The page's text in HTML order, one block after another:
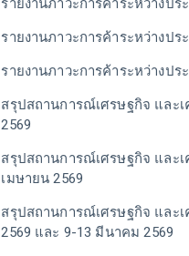
รายงานภาวะการค้าระหว่างป
รายงานภาวะการค้าระหว่างป
รายงานภาวะการค้าระหว่างปร
สรุปสถานการณ์เศรษฐกิจ และ
2569
สรุปสถานการณ์เศรษฐกิจ และ
เมษายน 2569
สรุปสถานการณ์เศรษฐกิจ และ
2569 และ 9-13 มีนาคม 2569